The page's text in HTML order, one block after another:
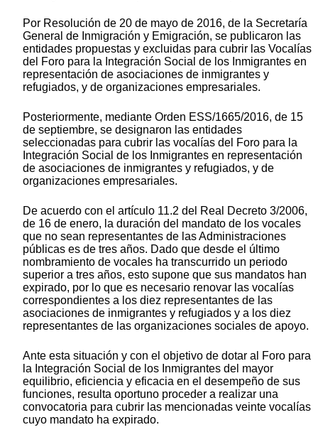
Por Resolución de 20 de mayo de 2016, de la Secretaría
General de Inmigración y Emigración, se publicaron las
entidades propuestas y excluidas para cubrir las Vocalías
del Foro para la Integración Social de los Inmigrantes en
representación de asociaciones de inmigrantes y
refugiados, y de organizaciones empresariales.
Posteriormente, mediante Orden ESS/1665/2016, de 15
de septiembre, se designaron las entidades
seleccionadas para cubrir las vocalías del Foro para la
Integración Social de los Inmigrantes en representación
de asociaciones de inmigrantes y refugiados, y de
organizaciones empresariales.
De acuerdo con el artículo 11.2 del Real Decreto 3/2006,
de 16 de enero, la duración del mandato de los vocales
que no sean representantes de las Administraciones
públicas es de tres años. Dado que desde el último
nombramiento de vocales ha transcurrido un periodo
superior a tres años, esto supone que sus mandatos han
expirado, por lo que es necesario renovar las vocalías
correspondientes a los diez representantes de las
asociaciones de inmigrantes y refugiados y a los diez
representantes de las organizaciones sociales de apoyo.
Ante esta situación y con el objetivo de dotar al Foro para
la Integración Social de los Inmigrantes del mayor
equilibrio, eficiencia y eficacia en el desempeño de sus
funciones, resulta oportuno proceder a realizar una
convocatoria para cubrir las mencionadas veinte vocalías
cuyo mandato ha expirado.